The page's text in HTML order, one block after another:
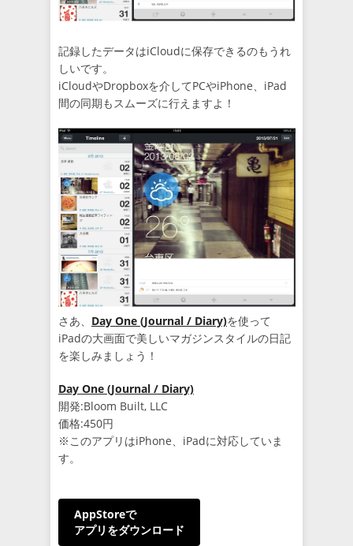
記録したデータはiCloudに保存できるのもうれ
しいです。
iCloudやDropboxを介してPCやiPhone、iPad
間の同期もスムーズに行えますよ！
さあ、 Day One (Journal / Diary)を使って
iPadの大画面で美しいマガジンスタイルの日記
を楽しみましょう！
Day One (Journal / Diary)
開発:Bloom Built, LLC
価格:450円
※このアプリはiPhone、iPadに対応していま
す。
AppStoreで
アプリをダウンロード